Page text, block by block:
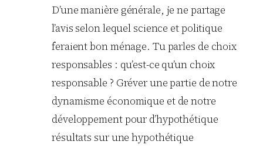
D’une manière générale, je ne partage
l’avis selon lequel science et politique
feraient bon ménage. Tu parles de choix
responsables : qu’est-ce qu’un choix
responsable ? Gréver une partie de notre
dynamisme économique et de notre
développement pour d’hypothétique
résultats sur une hypothétique